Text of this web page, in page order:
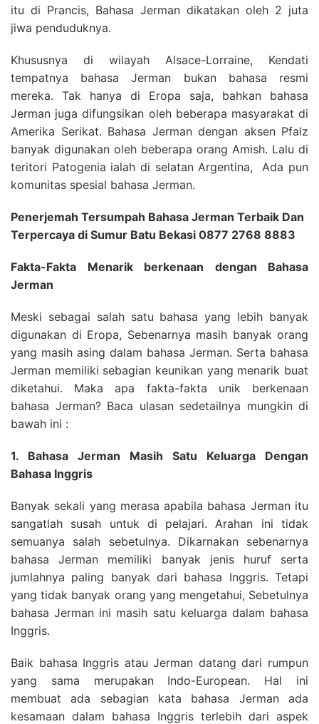
itu di Prancis, Bahasa Jerman dikatakan oleh 2 juta
jiwa penduduknya.
Khususnya di wilayah Alsace-Lorraine, Kendati
tempatnya bahasa Jerman bukan bahasa resmi
mereka. Tak hanya di Eropa saja, bahkan bahasa
Jerman juga difungsikan oleh beberapa masyarakat di
Amerika Serikat. Bahasa Jerman dengan aksen Pfalz
banyak digunakan oleh beberapa orang Amish. Lalu di
teritori Patogenia ialah di selatan Argentina, Ada pun
komunitas spesial bahasa Jerman.
Penerjemah Tersumpah Bahasa Jerman Terbaik Dan
Terpercaya di Sumur Batu Bekasi 0877 2768 8883
Fakta-Fakta Menarik berkenaan dengan Bahasa
Jerman
Meski sebagai salah satu bahasa yang lebih banyak
digunakan di Eropa, Sebenarnya masih banyak orang
yang masih asing dalam bahasa Jerman. Serta bahasa
Jerman memiliki sebagian keunikan yang menarik buat
diketahui. Maka apa fakta-fakta unik berkenaan
bahasa Jerman? Baca ulasan sedetailnya mungkin di
bawah ini :
1. Bahasa Jerman Masih Satu Keluarga Dengan
Bahasa Inggris
Banyak sekali yang merasa apabila bahasa Jerman itu
sangatlah susah untuk di pelajari. Arahan ini tidak
semuanya salah sebetulnya. Dikarnakan sebenarnya
bahasa Jerman memiliki banyak jenis huruf serta
jumlahnya paling banyak dari bahasa Inggris. Tetapi
yang tidak banyak orang yang mengetahui, Sebetulnya
bahasa Jerman ini masih satu keluarga dalam bahasa
Inggris.
Baik bahasa Inggris atau Jerman datang dari rumpun
yang sama merupakan Indo-European. Hal ini
membuat ada sebagian kata bahasa Jerman ada
kesamaan dalam bahasa Inggris terlebih dari aspek